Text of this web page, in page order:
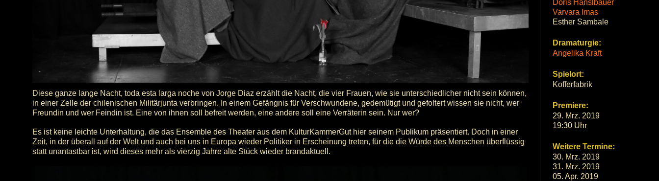
Diese ganze lange Nacht, toda esta larga noche von Jorge Diaz erzählt die Nacht, die vier Frauen, wie sie unterschiedlicher nicht sein können,
in einer Zelle der chilenischen Militärjunta verbringen. In einem Gefängnis für Verschwundene, gedemütigt und gefoltert wissen sie nicht, wer
Freundin und wer Feindin ist. Eine von ihnen soll befreit werden, eine andere soll eine Verräterin sein. Nur wer?
Es ist keine leichte Unterhaltung, die das Ensemble des Theater aus dem KulturKammerGut hier seinem Publikum präsentiert. Doch in einer
Zeit, in der überall auf der Welt und auch bei uns in Europa wieder Politiker in Erscheinung treten, für die die Würde des Menschen überflüssig
statt unantastbar ist, wird dieses mehr als vierzig Jahre alte Stück wieder brandaktuell.
Doris Hanslbauer
Varvara Imas
Esther Sambale
Dramaturgie:
Angelika Kraft
Spielort:
Kofferfabrik
Premiere:
29. Mrz. 2019
19:30 Uhr
Weitere Termine:
30. Mrz. 2019
31. Mrz. 2019
05. Apr. 2019